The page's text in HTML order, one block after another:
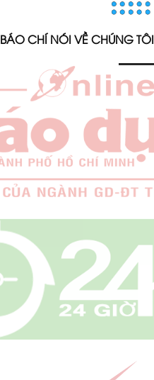
BÁO CHÍ NÓI VỀ CHÚNG TÔI